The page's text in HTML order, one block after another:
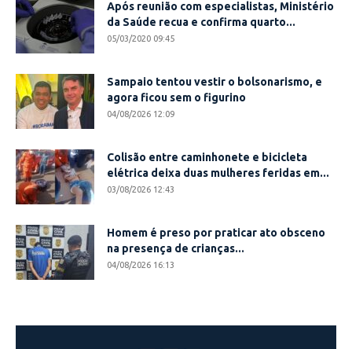
Após reunião com especialistas, Ministério
da Saúde recua e confirma quarto...
05/03/2020 09:45
Sampaio tentou vestir o bolsonarismo, e
agora ficou sem o figurino
04/08/2026 12:09
Colisão entre caminhonete e bicicleta
elétrica deixa duas mulheres feridas em...
03/08/2026 12:43
Homem é preso por praticar ato obsceno
na presença de crianças...
04/08/2026 16:13